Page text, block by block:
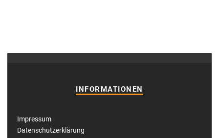
INFORMATIONEN
Impressum
Datenschutzerklärung